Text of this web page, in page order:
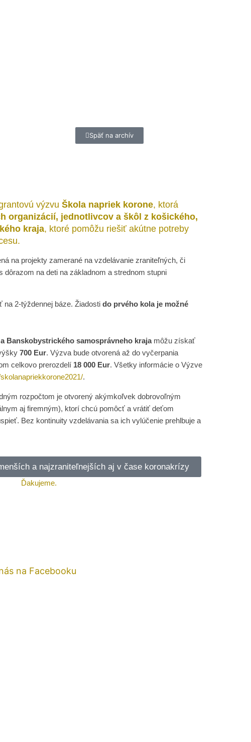
Späť na archív
výzvu Škola napriek korone, ktorá
organizácií, jednotlivcov a škôl z košického,
kraja, ktoré pomôžu riešiť akútne potreby
na projekty zamerané na vzdelávanie zraniteľných, či
na deti na základnom a strednom stupni
na 2-týždennej báze. Žiadosti do prvého kola je možné
Banskobystrického samosprávneho krajamôžu získať
700 Eur. Výzva bude otvorená až do vyčerpania
celkovo prerozdelí 18 000 Eur. Všetky informácie o Výzve
.
rozpočtom je otvorený akýmkoľvek dobrovoľným
aj firemným), ktorí chcú pomôcť a vrátiť deťom
Bez kontinuity vzdelávania sa ich vylúčenie prehlbuje a
a najzraniteľnejších aj v čase koronakrízy
Ďakujeme.
na Facebooku